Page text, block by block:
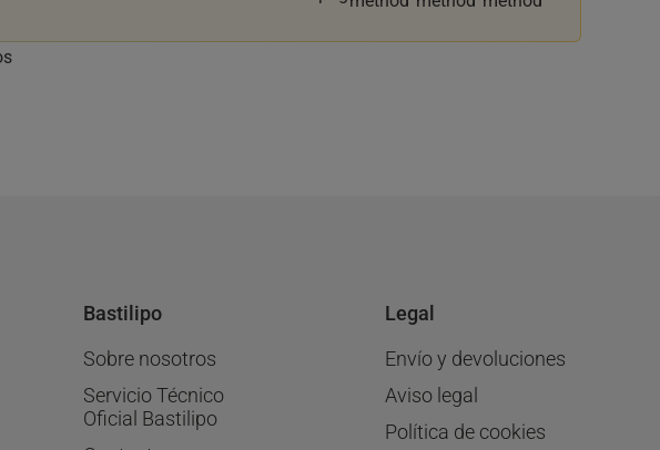
Bastilipo
Sobre nosotros
Servicio Técnico
Oficial Bastilipo
Legal
Envío y devoluciones
Aviso legal
Política de cookies